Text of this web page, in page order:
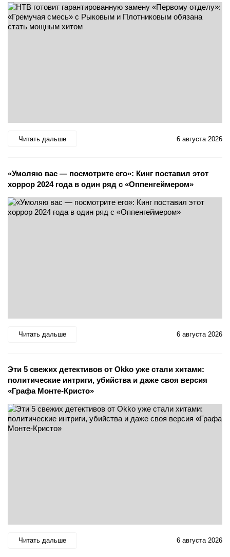
Читать дальше 6 августа 2026
«Умоляю вас — посмотрите его»: Кинг поставил этот
хоррор 2024 года в один ряд с «Оппенгеймером»
Читать дальше 6 августа 2026
Эти 5 свежих детективов от Okko уже стали хитами:
политические интриги, убийства и даже своя версия
«Графа Монте-Кристо»
Читать дальше 6 августа 2026